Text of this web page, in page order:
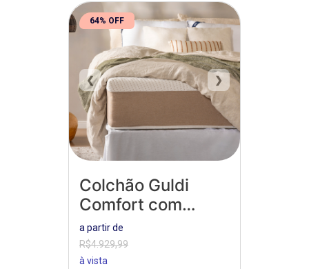
64% OFF
❮ ❯
Colchão Guldi
Comfort com
Massageador
Quântico
a partir de
R$4.929,99
à vista